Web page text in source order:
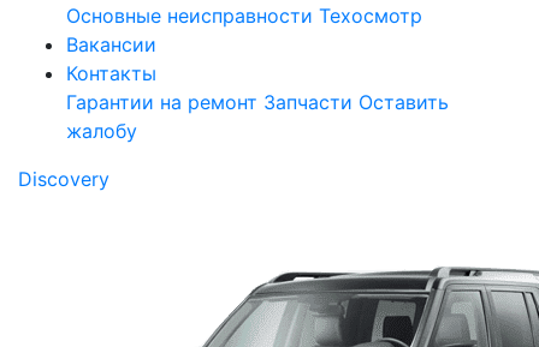
Основные неисправности Техосмотр
Вакансии
Контакты
Гарантии на ремонт Запчасти Оставить
жалобу
Discovery